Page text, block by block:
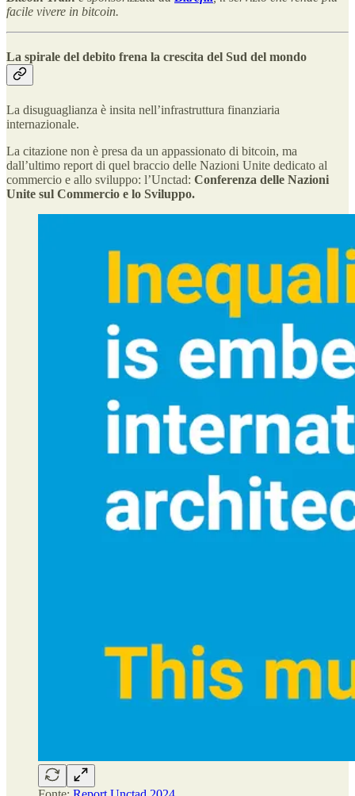
facile vivere in bitcoin.
La spirale del debito frena la crescita del Sud del mondo
La disuguaglianza è insita nell’infrastruttura finanziaria
internazionale.
La citazione non è presa da un appassionato di bitcoin, ma
dall’ultimo report di quel braccio delle Nazioni Unite dedicato al
commercio e allo sviluppo: l’Unctad: Conferenza delle Nazioni
Unite sul Commercio e lo Sviluppo.